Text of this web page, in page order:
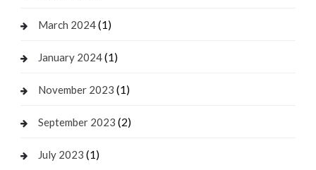
March 2024(1)
January 2024(1)
November 2023 (1)
September 2023 (2)
July 2023 (1)